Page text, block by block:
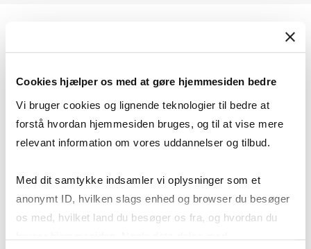
Cookies hjælper os med at gøre hjemmesiden bedre
Vi bruger cookies og lignende teknologier til bedre at
forstå hvordan hjemmesiden bruges, og til at vise mere
relevant information om vores uddannelser og tilbud.
Med dit samtykke indsamler vi oplysninger som et
anonymt ID, hvilken slags enhed og browser du besøger
os med, hvilket land du besøger os fra, og hvordan du
Geopolitik og businesssikkerhed
navigerer man som virksomhed?